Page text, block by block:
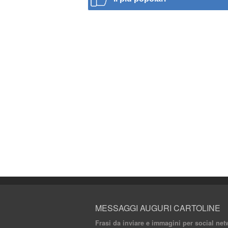
MESSAGGI AUGURI CARTOLINE
Frasi da inviare e immagini per social